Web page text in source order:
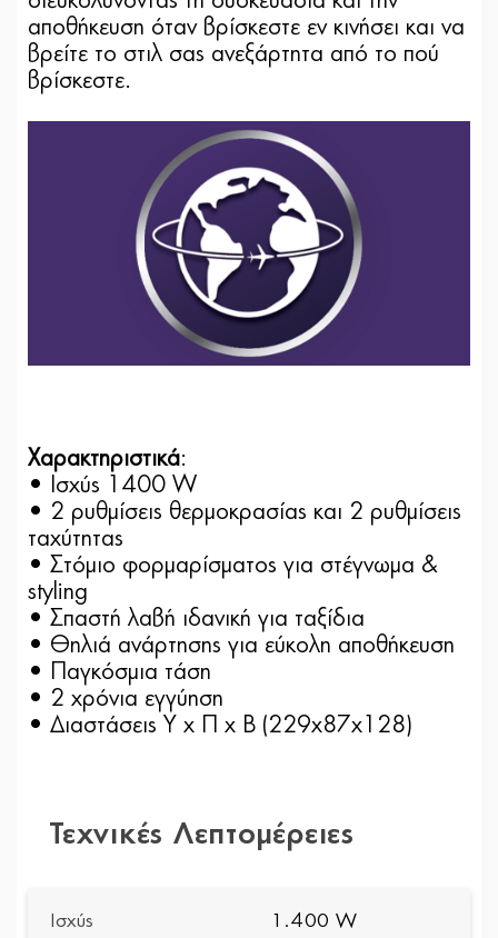
αποθήκευση όταν βρίσκεστε εν κινήσει και να
βρείτε το στιλ σας ανεξάρτητα από το πού
βρίσκεστε.
Χαρακτηριστικά:
• Ισχύς 1400 W
• 2 ρυθμίσεις θερμοκρασίας και 2 ρυθμίσεις
ταχύτητας
• Στόμιο φορμαρίσματος για στέγνωμα &
styling
• Σπαστή λαβή ιδανική για ταξίδια
• Θηλιά ανάρτησης για εύκολη αποθήκευση
• Παγκόσμια τάση
• 2 χρόνια εγγύηση
• Διαστάσεις Υ x Π x Β (229x87x128)
Τεχνικές Λεπτομέρειες
Ισχύς 1.400 W